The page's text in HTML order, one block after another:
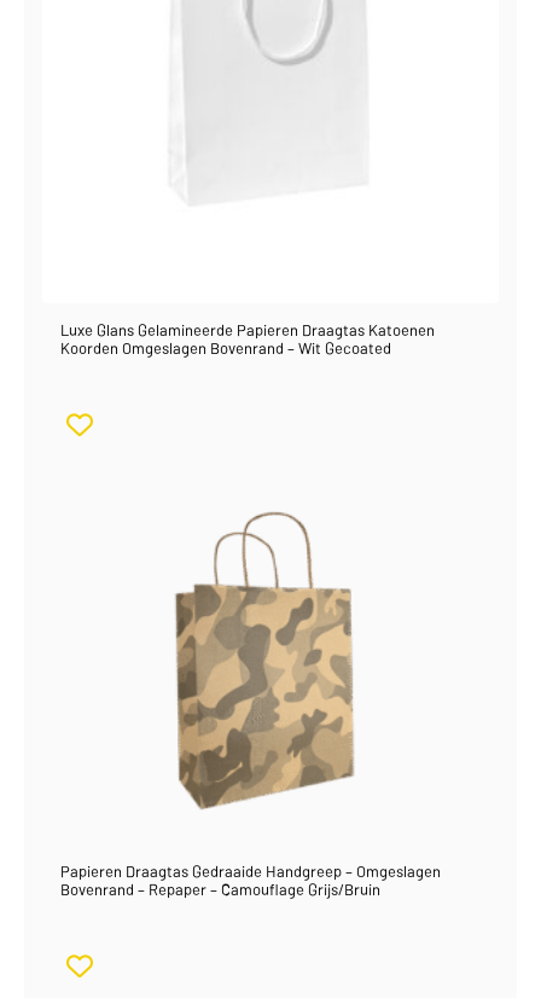
Luxe Glans Gelamineerde Papieren Draagtas Katoenen
Koorden Omgeslagen Bovenrand – Wit Gecoated
Papieren Draagtas Gedraaide Handgreep – Omgeslagen
Bovenrand – Repaper – Camouflage Grijs/Bruin